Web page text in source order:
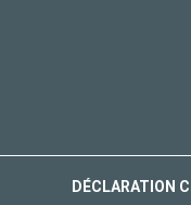
DÉCLARATION